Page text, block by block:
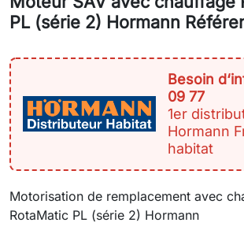
PL (série 2) Hormann
Besoin
09 77
1er
Hormann
habitat
Motorisation de remplacement avec
RotaMatic PL (série 2) Hormann